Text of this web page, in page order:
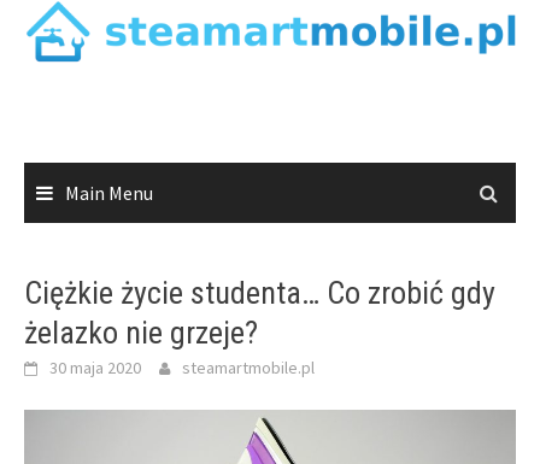
Main Menu
Ciężkie życie studenta… Co zrobić gdy
żelazko nie grzeje?
30 maja 2020 steamartmobile.pl